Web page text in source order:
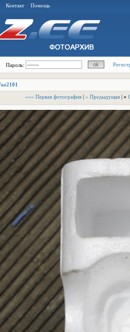
Контакт Помощь
Пароль:
««« Первая фотография | « Предыдущая | »